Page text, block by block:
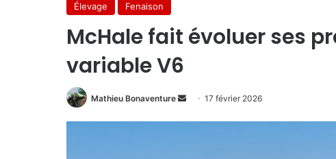
Élevage Fenaison
McHale fait évoluer ses
variable V6
Mathieu Bonaventure
Envoyer17 février 2026